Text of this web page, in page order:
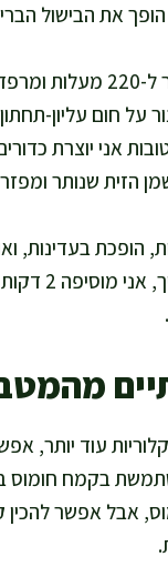
את הבישול
אני מחממת
חום עליון-
הזית שנותר
עוד יותר,
בקמח חומוס
אבל אפשר להכין